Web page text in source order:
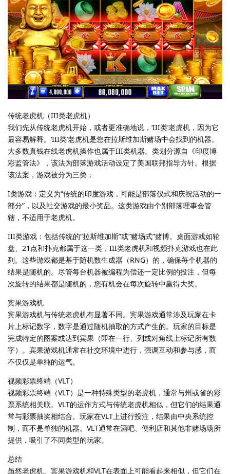
传统老虎机（III类老虎机）
我们先从传统老虎机开始，或者更准确地说，‘III类’老虎机，因为它
最容易解释。‘III类’老虎机是您在拉斯维加斯赌场中会找到的机器。
大多数真钱在线老虎机操作也属于III类机器。类划分源自《印度博
彩监管法》，该法为部落游戏活动设定了美国联邦指导方针。根据
该法案，游戏被分为三类：
I类游戏：定义为“传统的印度游戏，可能是部落仪式和庆祝活动的一
部分”，以及社交游戏的最小奖品。这类游戏由个别部落理事会管
辖，不适用于老虎机。
III类游戏：包括传统的“拉斯维加斯”或“赌场式”赌博。桌面游戏如轮
盘、21点和扑克都属于这一类，III类老虎机和视频扑克游戏也在此
列。这些游戏都是基于随机数生成器（RNG）的，确保每个机器的
结果是随机的。尽管每台机器被编程为偿还一定比例的投注，但每
次旋转的结果都是随机的，您有机会在每次旋转中赢得大奖。
宾果游戏机
宾果游戏机与传统老虎机有显著不同。宾果游戏通常涉及玩家在卡
片上标记数字，数字是通过随机抽取的方式产生的。玩家的目标是
完成特定的图案或达到宾果（即在一行、列或对角线上标记所有数
字）。宾果游戏机通常在社交环境中进行，强调互动和参与感，而
不仅仅是单纯的运气。
视频彩票终端（VLT）
视频彩票终端（VLT）是一种特殊类型的老虎机，通常与州或省的彩
票系统相关联。VLT的运作方式与传统老虎机相似，但它们的结果通
常与彩票抽奖相结合。玩家在VLT上进行投注，结果由中央系统控
制，而不是单独的机器。VLT通常在酒吧、便利店和其他非赌场场所
提供，吸引了不同类型的玩家。
总结
虽然老虎机、宾果游戏机和VLT在表面上可能看起来相似，但它们在